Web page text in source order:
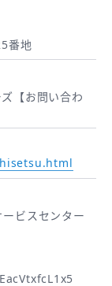
番地
【お問い合わ
ビスセンター